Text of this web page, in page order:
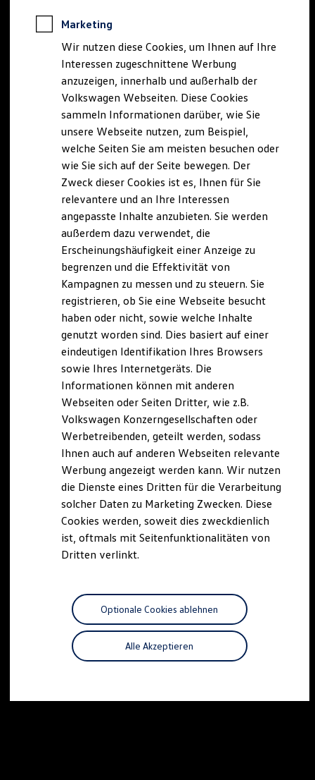
Software, Konnektivität & Apps
California App
VW Connect für Ihren ID. Buzz
VW Connect für Ihren Transporter/Caravelle
VW Connect für Ihren Amarok
VW Connect für andere Modelle
Connect Pro
Fleet Interface Data
Multistop Pathfinder
Übersicht Software Updates
Hilfreiches für Besitzer
Fahrerassistenz- und Sicherheitssysteme
Kontrollleuchten
Kurzfahrprofile und Ölverdünnung
XTL-Dieselkraftstoff
Ersatzteile und Betriebsflüssigkeiten
Original Zubehör und Lifestyle Produkte
myVolkswagen
myVolkswagen Business
Elektrisch & Autonom
Elektro - & Hybridfahrzeuge
Unser Ansatz
Klimafreundlicher Strom
Reichweite & Ladelösungen
Reichweitensimulator
Ladezeitensimulator
Ladelösungen für Privatkunden
Ladelösungen für Gewerbekunden
Wallbox und Ladekabel
Förderung & Kosten der Elektrofahrzeuge
Fördermöglichkeiten für Privatkunden
Fördermöglichkeiten für Gewerbekunden
Autonomes Fahren
Mehr zum ID. Buzz
Online Beratung
California Club
California Magazin & Ratgeber
Vanlife
California App
California Lifestyle & Zubehör
Übernachten im California
Unternehmen
Karriere
Nachhaltigkeit
Marketing
Wir nutzen diese Cookies, um Ihnen auf Ihre
Interessen zugeschnittene Werbung
anzuzeigen, innerhalb und außerhalb der
Volkswagen Webseiten. Diese Cookies
sammeln Informationen darüber, wie Sie
unsere Webseite nutzen, zum Beispiel,
welche Seiten Sie am meisten besuchen oder
wie Sie sich auf der Seite bewegen. Der
Zweck dieser Cookies ist es, Ihnen für Sie
relevantere und an Ihre Interessen
angepasste Inhalte anzubieten. Sie werden
außerdem dazu verwendet, die
Erscheinungshäufigkeit einer Anzeige zu
begrenzen und die Effektivität von
Kampagnen zu messen und zu steuern. Sie
registrieren, ob Sie eine Webseite besucht
haben oder nicht, sowie welche Inhalte
genutzt worden sind. Dies basiert auf einer
eindeutigen Identifikation Ihres Browsers
sowie Ihres Internetgeräts. Die
Informationen können mit anderen
Webseiten oder Seiten Dritter, wie z.B.
Volkswagen Konzerngesellschaften oder
Werbetreibenden, geteilt werden, sodass
Ihnen auch auf anderen Webseiten relevante
Werbung angezeigt werden kann. Wir nutzen
die Dienste eines Dritten für die Verarbeitung
solcher Daten zu Marketing Zwecken. Diese
Cookies werden, soweit dies zweckdienlich
ist, oftmals mit Seitenfunktionalitäten von
Dritten verlinkt.
Alle Akzeptieren
Optionale Cookies ablehnen